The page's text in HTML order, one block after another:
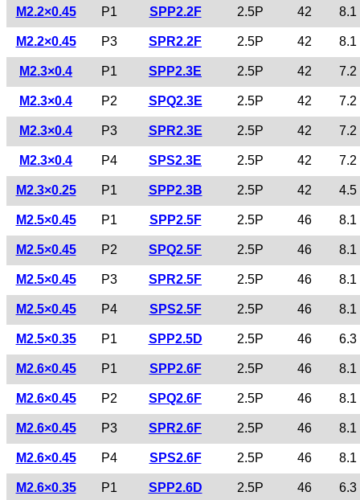
M2.2×0.45 P1 SPP2.2F 2.5P 42 8.1
M2.2×0.45 P3 SPR2.2F 2.5P 42 8.1
M2.3×0.4 P1 SPP2.3E 2.5P 42 7.2
M2.3×0.4 P2 SPQ2.3E 2.5P 42 7.2
M2.3×0.4 P3 SPR2.3E 2.5P 42 7.2
M2.3×0.4 P4 SPS2.3E 2.5P 42 7.2
M2.3×0.25 P1 SPP2.3B 2.5P 42 4.5
M2.5×0.45 P1 SPP2.5F 2.5P 46 8.1
M2.5×0.45 P2 SPQ2.5F 2.5P 46 8.1
M2.5×0.45 P3 SPR2.5F 2.5P 46 8.1
M2.5×0.45 P4 SPS2.5F 2.5P 46 8.1
M2.5×0.35 P1 SPP2.5D 2.5P 46 6.3
M2.6×0.45 P1 SPP2.6F 2.5P 46 8.1
M2.6×0.45 P2 SPQ2.6F 2.5P 46 8.1
M2.6×0.45 P3 SPR2.6F 2.5P 46 8.1
M2.6×0.45 P4 SPS2.6F 2.5P 46 8.1
M2.6×0.35 P1 SPP2.6D 2.5P 46 6.3